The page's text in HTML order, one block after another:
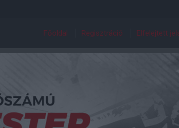
Főoldal Regisztráció Elfelejtett